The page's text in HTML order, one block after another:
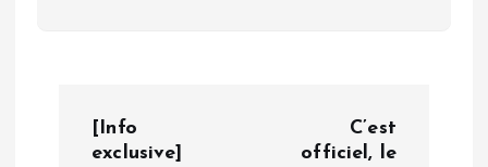
[Info
exclusive]
C’est
officiel, le